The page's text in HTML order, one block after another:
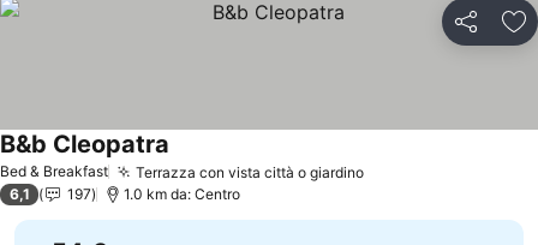
Condividi
Bed & Breakfast Terrazza con vista città o giardinoScopri i prezzi
B&b Cleopatra
6,1 197 1.0 km da: Centro